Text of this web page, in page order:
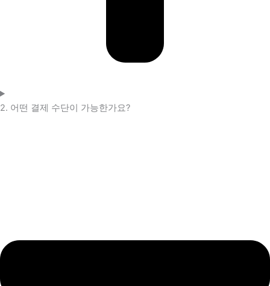
2. 어떤 결제 수단이 가능한가요?